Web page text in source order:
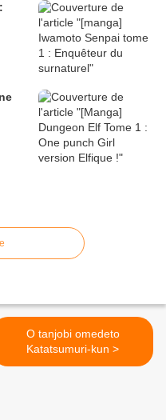
O tanjobi omedeto
Katatsumuri-kun >